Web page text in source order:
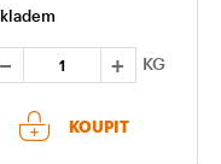
KG
KOUPIT